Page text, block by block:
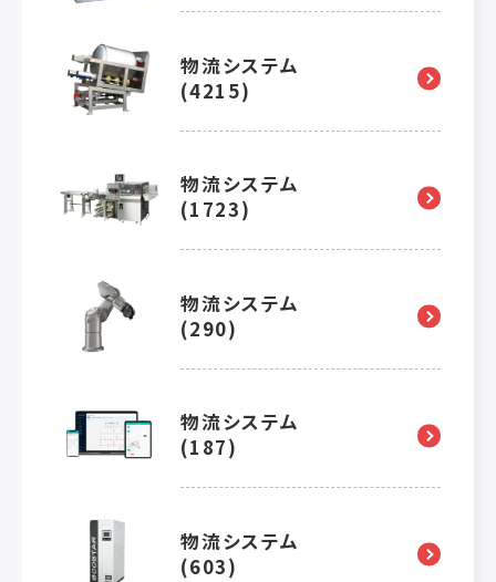
物流システム
(4215)
物流システム
(1723)
物流システム
(290)
物流システム
(187)
物流システム
(603)